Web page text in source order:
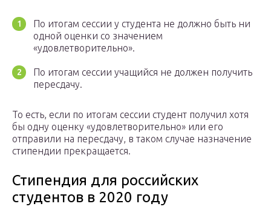
По итогам сессии у студента не должно быть ни
одной оценки со значением
«удовлетворительно».
По итогам сессии учащийся не должен получить
пересдачу.
То есть, если по итогам сессии студент получил хотя
бы одну оценку «удовлетворительно» или его
отправили на пересдачу, в таком случае назначение
стипендии прекращается.
Стипендия для российских
студентов в 2020 году